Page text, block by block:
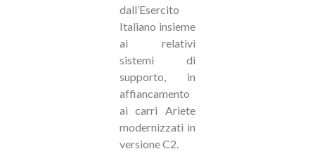
dall’Esercito
Italiano insieme
ai relativi
sistemi di
supporto, in
affiancamento
ai carri Ariete
modernizzati in
versione C2.